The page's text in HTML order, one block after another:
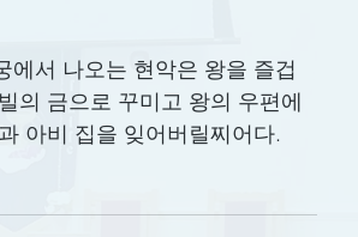
에서 나오는 현악은 왕을 즐겁
의 금으로 꾸미고 왕의 우편에
아비 집을 잊어버릴찌어다.